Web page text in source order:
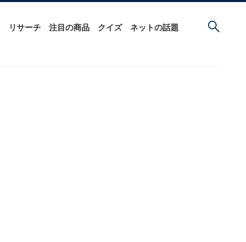
リサーチ 注目の商品 クイズ ネットの話題